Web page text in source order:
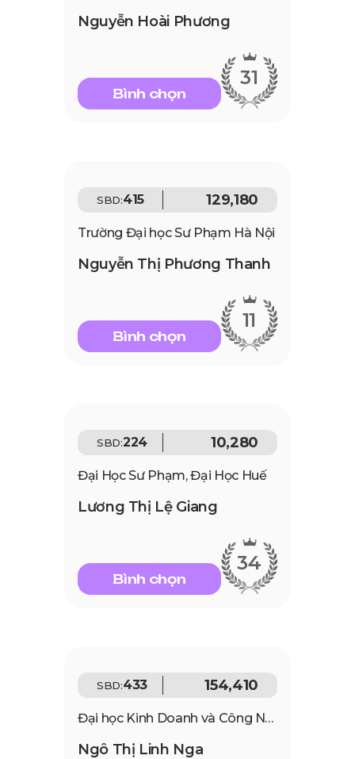
Nguyễn Hoài Phương
Bình chọn
31
SBD:415 129,180
Trường Đại học Sư Phạm Hà Nội
Nguyễn Thị Phương Thanh
Bình chọn
11
SBD:224 10,280
Đại Học Sư Phạm, Đại Học Huế
Lương Thị Lệ Giang
Bình chọn
34
SBD:433 154,410
Đại học Kinh Doanh và Công Nghệ Hà Nội
Ngô Thị Linh Nga